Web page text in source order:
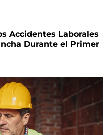
Accidentes Laborales
Durante el Primer